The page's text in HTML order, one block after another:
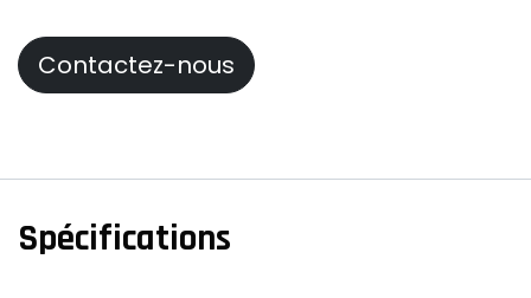
Contactez-nous
Spécifications